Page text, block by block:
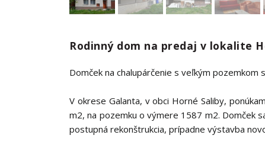
Rodinný dom na predaj v lokalite
Domček na chalupárčenie s veľkým pozemkom
V okrese Galanta, v obci Horné Saliby,
m2, na pozemku o výmere 1587 m2. Domček
postupná rekonštrukcia, prípadne výstavba